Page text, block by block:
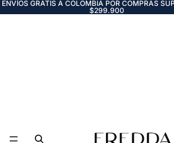
ENVÍOS GRATIS A COLOMBIA POR COMPRAS
$299.900